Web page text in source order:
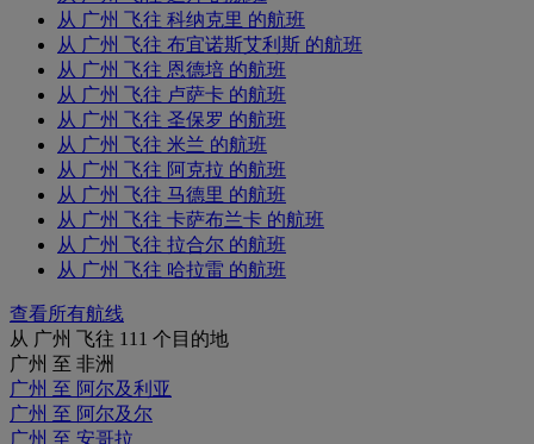
从 广州 飞往 科纳克里 的航班
从 广州 飞往 布宜诺斯艾利斯 的航班
从 广州 飞往 恩德培 的航班
从 广州 飞往 卢萨卡 的航班
从 广州 飞往 圣保罗 的航班
从 广州 飞往 米兰 的航班
从 广州 飞往 阿克拉 的航班
从 广州 飞往 马德里 的航班
从 广州 飞往 卡萨布兰卡 的航班
从 广州 飞往 拉合尔 的航班
从 广州 飞往 哈拉雷 的航班
查看所有航线
从 广州 飞往 111 个目的地
广州 至 非洲
广州 至 阿尔及利亚
广州 至 阿尔及尔
广州 至 安哥拉